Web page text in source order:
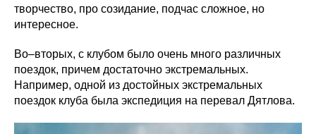
творчество, про созидание, подчас сложное, но
интересное.
Во–вторых, с клубом было очень много различных
поездок, причем достаточно экстремальных.
Например, одной из достойных экстремальных
поездок клуба была экспедиция на перевал Дятлова.